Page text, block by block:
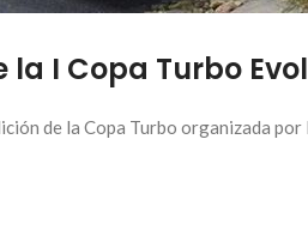
la I Copa Turbo
de la Copa Turbo organizada